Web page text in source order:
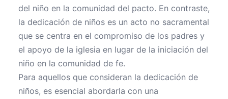
del niño en la comunidad del pacto. En contraste,
la dedicación de niños es un acto no sacramental
que se centra en el compromiso de los padres y
el apoyo de la iglesia en lugar de la iniciación del
niño en la comunidad de fe.
Para aquellos que consideran la dedicación de
niños, es esencial abordarla con una